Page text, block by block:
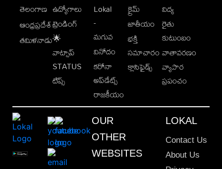
తెలంగాణ
ఆంధ్రప్రదేశ్
తమిళనాడు
ఉద్యోగాలు
ట్రెండింగ్
🌟
వాట్సాప్
STATUS
టిప్స్
Lokal
-
మగువ
వినోదం
కరోనా
అప్‌డేట్స్
రాజకీయం
క్రైమ్
జాతీయం
భక్తి
సమాచారం
క్లాసిఫైడ్స్
విద్య
రైతు
కుటుంబం
వాతావరణం
వ్యాపార
ప్రపంచం
OUR
OTHER
WEBSITES
LOKAL
Contact Us
About Us